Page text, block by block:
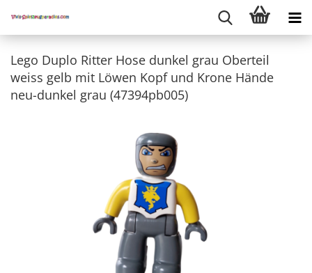
Lego Duplo Ritter Hose dunkel grau Oberteil
weiss gelb mit Löwen Kopf und Krone Hände
neu-dunkel grau (47394pb005)